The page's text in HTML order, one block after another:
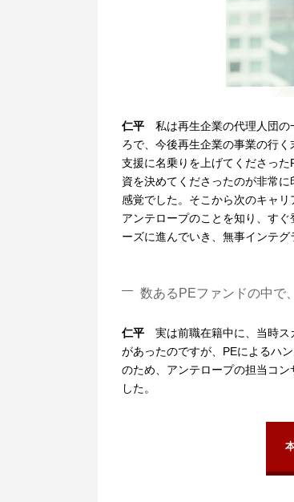
仁平
私は再生企業の代理人団
ろで、今後再生企業の事業の行
支援に名乗りを上げてくださっ
資を決めてくださったのが非常
感覚でした。そこから次のキャ
アンテロープのことを知り、す
ーズに進んでいき、無事インテグ
数あるPEファンドの中で
仁平
実は前職在籍中に、当時
があったのですが、PEによるハ
のため、アンテロープの担当コ
した。